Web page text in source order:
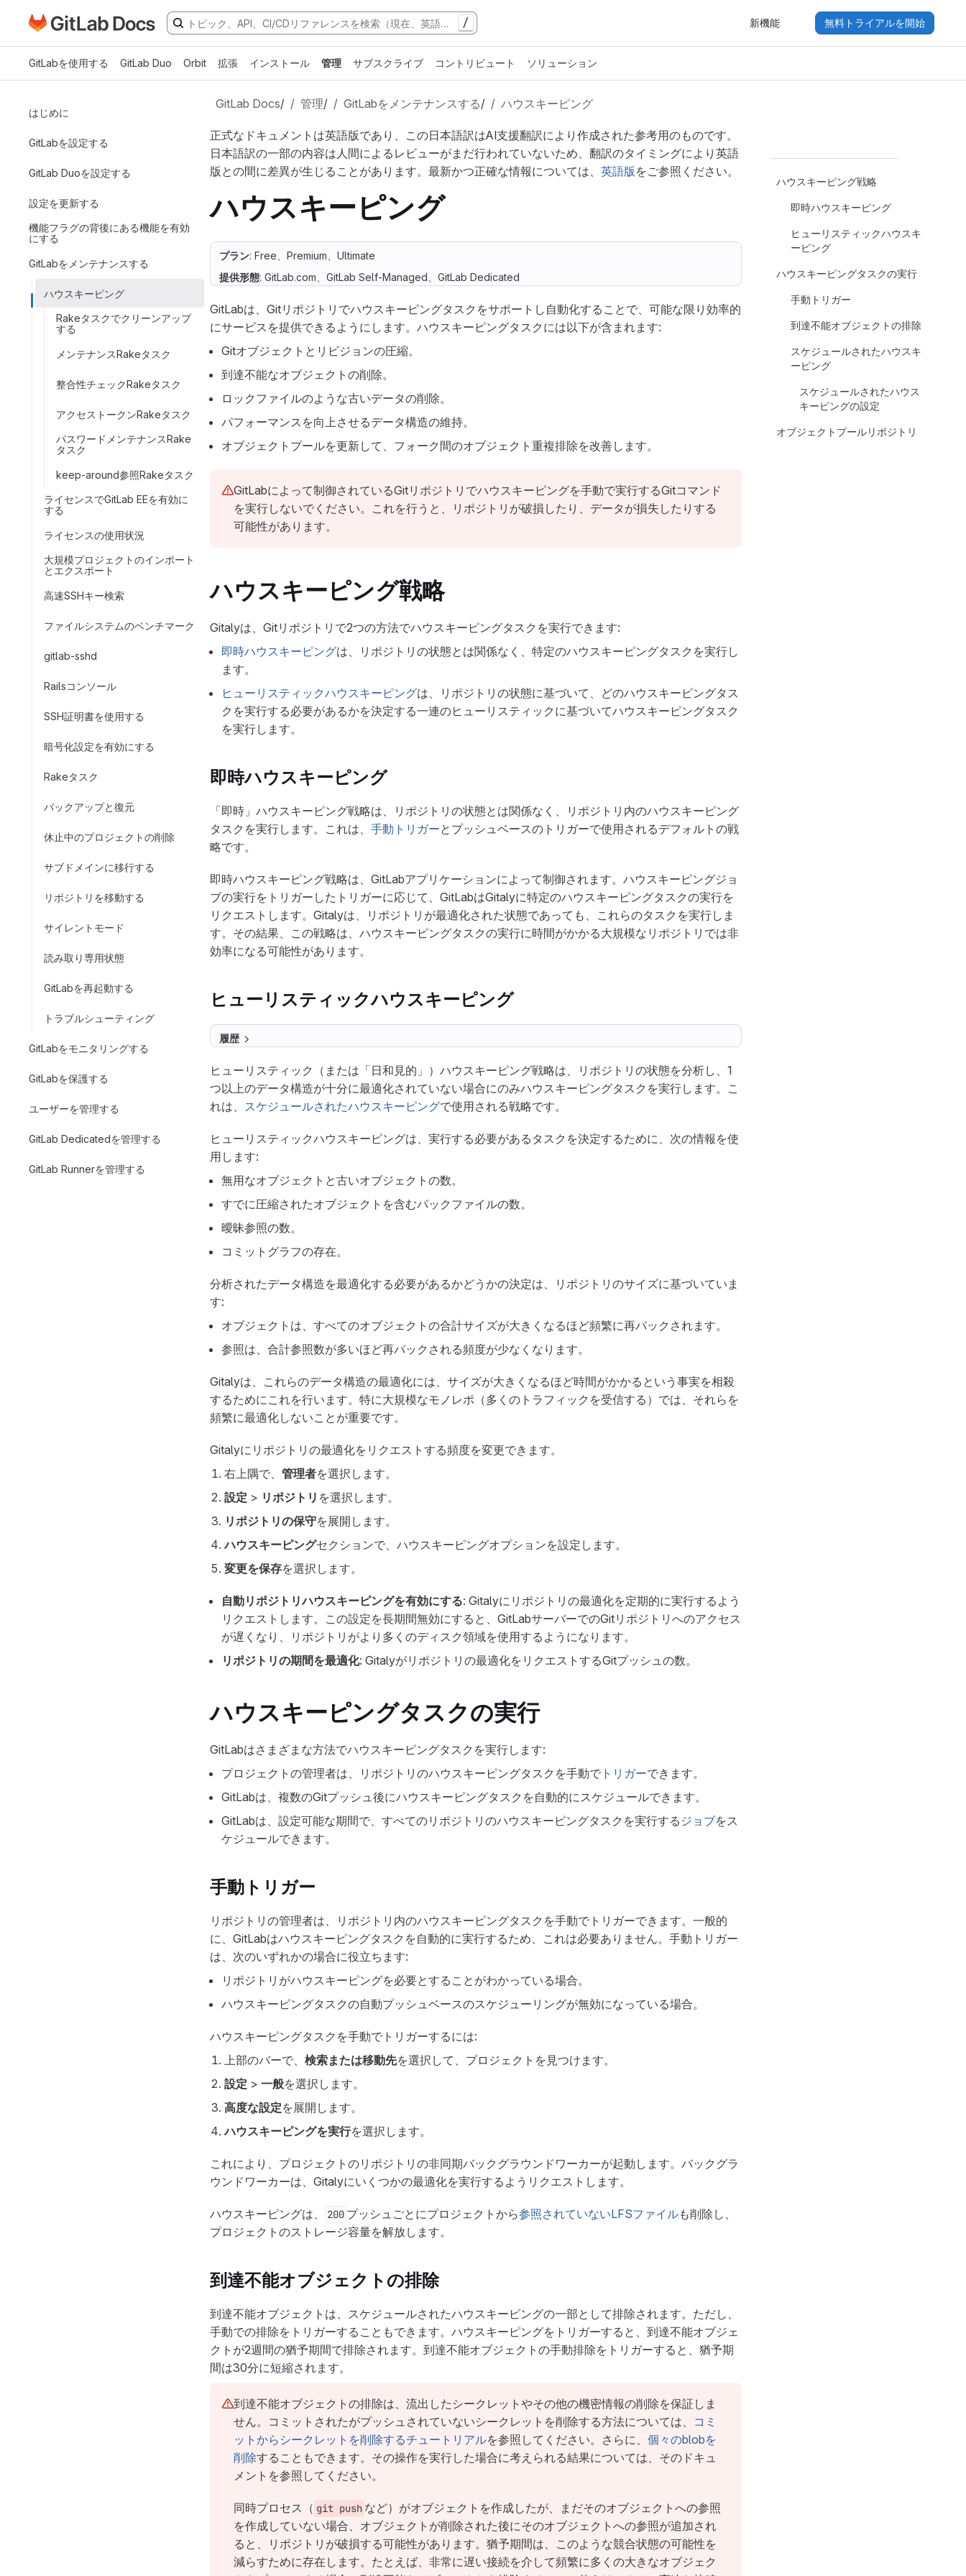
メインコンテンツにスキップ
GitLabドキュメントのホームページに移動 / 新機能 無料トライアルを開始
GitLabを使用する GitLab Duo Orbit 拡張 インストール 管理 サブスクライブ コントリビュート ソリューション
はじめに
GitLabを設定する
GitLab Duoを設定する
設定を更新する
機能フラグの背後にある機能を有効
にする
GitLabをメンテナンスする
ハウスキーピング
Rakeタスクでクリーンアップ
する
メンテナンスRakeタスク
整合性チェックRakeタスク
アクセストークンRakeタスク
パスワードメンテナンスRake
タスク
keep-around参照Rakeタスク
ライセンスでGitLab EEを有効に
する
ライセンスの使用状況
大規模プロジェクトのインポート
とエクスポート
高速SSHキー検索
ファイルシステムのベンチマーク
gitlab-sshd
Railsコンソール
SSH証明書を使用する
暗号化設定を有効にする
Rakeタスク
バックアップと復元
休止中のプロジェクトの削除
サブドメインに移行する
リポジトリを移動する
サイレントモード
読み取り専用状態
GitLabを再起動する
トラブルシューティング
GitLabをモニタリングする
GitLabを保護する
ユーザーを管理する
GitLab Dedicatedを管理する
GitLab Runnerを管理する
GitLab Docs/ 管理/ GitLabをメンテナンスする/ ハウスキーピング
正式なドキュメントは英語版であり、この日本語訳はAI支援翻訳により作成された参考用のものです。
日本語訳の一部の内容は人間によるレビューがまだ行われていないため、翻訳のタイミングにより英語
版との間に差異が生じることがあります。最新かつ正確な情報については、 英語版 をご参照ください。
ハウスキーピング
プラン: Free、Premium、Ultimate
提供形態: GitLab.com、GitLab Self-Managed、GitLab Dedicated
GitLabは、Gitリポジトリでハウスキーピングタスクをサポートし自動化することで、可能な限り効率的
にサービスを提供できるようにします。ハウスキーピングタスクには以下が含まれます:
Gitオブジェクトとリビジョンの圧縮。
到達不能なオブジェクトの削除。
ロックファイルのような古いデータの削除。
パフォーマンスを向上させるデータ構造の維持。
オブジェクトプールを更新して、フォーク間のオブジェクト重複排除を改善します。
GitLabによって制御されているGitリポジトリでハウスキーピングを手動で実行するGitコマンド
を実行しないでください。これを行うと、リポジトリが破損したり、データが損失したりする
可能性があります。
ハウスキーピング戦略
Gitalyは、Gitリポジトリで2つの方法でハウスキーピングタスクを実行できます:
即時ハウスキーピングは、リポジトリの状態とは関係なく、特定のハウスキーピングタスクを実行し
ます。
ヒューリスティックハウスキーピングは、リポジトリの状態に基づいて、どのハウスキーピングタス
クを実行する必要があるかを決定する一連のヒューリスティックに基づいてハウスキーピングタスク
を実行します。
即時ハウスキーピング
「即時」ハウスキーピング戦略は、リポジトリの状態とは関係なく、リポジトリ内のハウスキーピング
タスクを実行します。これは、 手動トリガーとプッシュベースのトリガーで使用されるデフォルトの戦
略です。
即時ハウスキーピング戦略は、GitLabアプリケーションによって制御されます。ハウスキーピングジョ
ブの実行をトリガーしたトリガーに応じて、GitLabはGitalyに特定のハウスキーピングタスクの実行を
リクエストします。Gitalyは、リポジトリが最適化された状態であっても、これらのタスクを実行しま
す。その結果、この戦略は、ハウスキーピングタスクの実行に時間がかかる大規模なリポジトリでは非
効率になる可能性があります。
ヒューリスティックハウスキーピング
履歴
ヒューリスティック（または「日和見的」）ハウスキーピング戦略は、リポジトリの状態を分析し、1
つ以上のデータ構造が十分に最適化されていない場合にのみハウスキーピングタスクを実行します。こ
れは、 スケジュールされたハウスキーピングで使用される戦略です。
ヒューリスティックハウスキーピングは、実行する必要があるタスクを決定するために、次の情報を使
用します:
無用なオブジェクトと古いオブジェクトの数。
すでに圧縮されたオブジェクトを含むパックファイルの数。
曖昧参照の数。
コミットグラフの存在。
分析されたデータ構造を最適化する必要があるかどうかの決定は、リポジトリのサイズに基づいていま
す:
オブジェクトは、すべてのオブジェクトの合計サイズが大きくなるほど頻繁に再パックされます。
参照は、合計参照数が多いほど再パックされる頻度が少なくなります。
Gitalyは、これらのデータ構造の最適化には、サイズが大きくなるほど時間がかかるという事実を相殺
するためにこれを行います。特に大規模なモノレポ（多くのトラフィックを受信する）では、それらを
頻繁に最適化しないことが重要です。
Gitalyにリポジトリの最適化をリクエストする頻度を変更できます。
右上隅で、 管理者を選択します。
設定 > リポジトリ を選択します。
リポジトリの保守を展開します。
ハウスキーピングセクションで、ハウスキーピングオプションを設定します。
変更を保存を選択します。
自動リポジトリハウスキーピングを有効にする: Gitalyにリポジトリの最適化を定期的に実行するよう
リクエストします。この設定を長期間無効にすると、GitLabサーバーでのGitリポジトリへのアクセス
が遅くなり、リポジトリがより多くのディスク領域を使用するようになります。
リポジトリの期間を最適化: Gitalyがリポジトリの最適化をリクエストするGitプッシュの数。
ハウスキーピングタスクの実行
GitLabはさまざまな方法でハウスキーピングタスクを実行します:
プロジェクトの管理者は、リポジトリのハウスキーピングタスクを手動で トリガーできます。
GitLabは、複数のGitプッシュ後にハウスキーピングタスクを自動的にスケジュールできます。
GitLabは、設定可能な期間で、すべてのリポジトリのハウスキーピングタスクを実行する ジョブをス
ケジュールできます。
手動トリガー
リポジトリの管理者は、リポジトリ内のハウスキーピングタスクを手動でトリガーできます。一般的
に、GitLabはハウスキーピングタスクを自動的に実行するため、これは必要ありません。手動トリガー
は、次のいずれかの場合に役立ちます:
リポジトリがハウスキーピングを必要とすることがわかっている場合。
ハウスキーピングタスクの自動プッシュベースのスケジューリングが無効になっている場合。
ハウスキーピングタスクを手動でトリガーするには:
上部のバーで、 検索または移動先を選択して、プロジェクトを見つけます。
設定 > 一般を選択します。
高度な設定を展開します。
ハウスキーピングを実行を選択します。
これにより、プロジェクトのリポジトリの非同期バックグラウンドワーカーが起動します。バックグラ
ウンドワーカーは、Gitalyにいくつかの最適化を実行するようリクエストします。
ハウスキーピングは、 200 プッシュごとにプロジェクトから参照されていないLFSファイルも削除し、
プロジェクトのストレージ容量を解放します。
到達不能オブジェクトの排除
到達不能オブジェクトは、スケジュールされたハウスキーピングの一部として排除されます。ただし、
手動での排除をトリガーすることもできます。ハウスキーピングをトリガーすると、到達不能オブジェ
クトが2週間の猶予期間で排除されます。到達不能オブジェクトの手動排除をトリガーすると、猶予期
間は30分に短縮されます。
到達不能オブジェクトの排除は、流出したシークレットやその他の機密情報の削除を保証しま
せん。コミットされたがプッシュされていないシークレットを削除する方法については、 コミ
ットからシークレットを削除するチュートリアルを参照してください。さらに、 個々のblobを
削除することもできます。その操作を実行した場合に考えられる結果については、そのドキュ
メントを参照してください。
同時プロセス（ git push など）がオブジェクトを作成したが、まだそのオブジェクトへの参照
を作成していない場合、オブジェクトが削除された後にそのオブジェクトへの参照が追加され
ると、リポジトリが破損する可能性があります。猶予期間は、このような競合状態の可能性を
減らすために存在します。たとえば、非常に遅い接続を介して頻繁に多くの大きなオブジェク
ハウスキーピング戦略
即時ハウスキーピング
ヒューリスティックハウスキ
ーピング
ハウスキーピングタスクの実行
手動トリガー
到達不能オブジェクトの排除
スケジュールされたハウスキ
ーピング
スケジュールされたハウス
キーピングの設定
オブジェクトプールリポジトリ